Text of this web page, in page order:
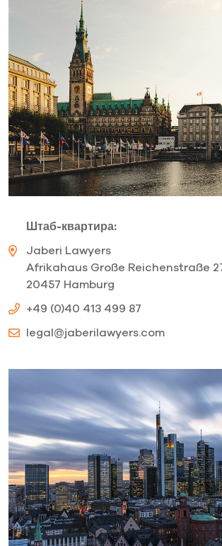
Штаб-квартира:
Jaberi Lawyers
Afrikahaus Große Reichenstraße
20457 Hamburg
+49 (0)40 413 499 87
legal@jaberilawyers.com